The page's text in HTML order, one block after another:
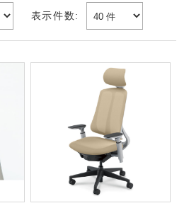
表示件数: